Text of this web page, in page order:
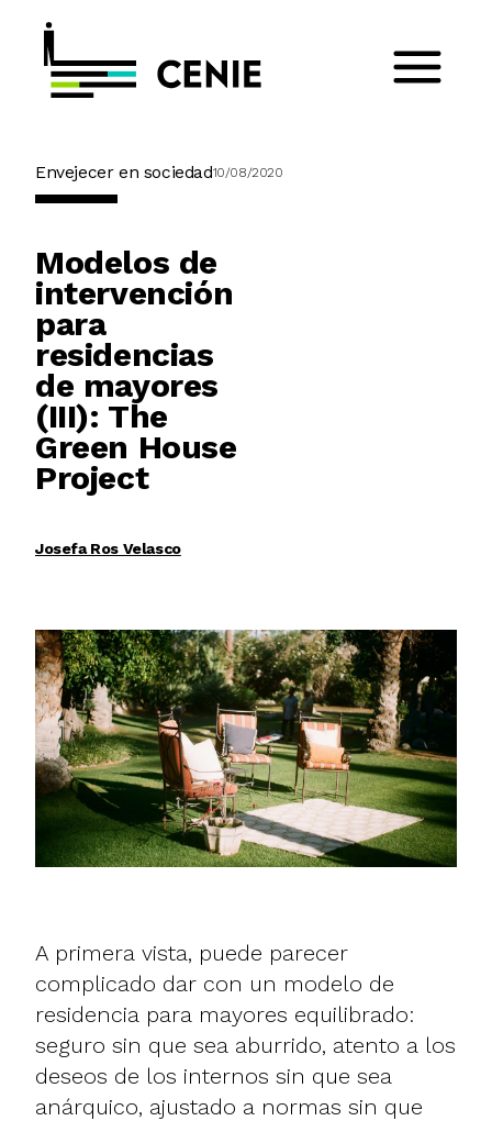
Envejecer en sociedad10/08/2020
Modelos de
intervención
para
residencias
de mayores
(III): The
Green House
Project
Josefa Ros Velasco
A primera vista, puede parecer
complicado dar con un modelo de
residencia para mayores equilibrado:
seguro sin que sea aburrido, atento a los
deseos de los internos sin que sea
anárquico, ajustado a normas sin que